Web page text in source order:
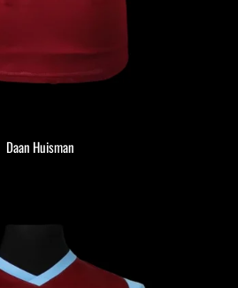
Daan Huisman